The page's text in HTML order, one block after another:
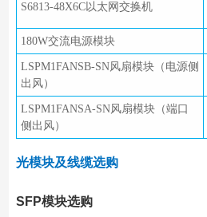
S6813-48X6C以太网交换机
180W交流电源模块
LSPM1FANSB-SN风扇模块（电源侧
出风）
LSPM1FANSA-SN风扇模块（端口
侧出风）
光模块及线缆选购
SFP模块选购